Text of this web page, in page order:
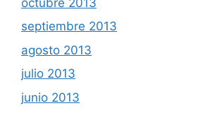
septiembre 2013
agosto 2013
julio 2013
junio 2013